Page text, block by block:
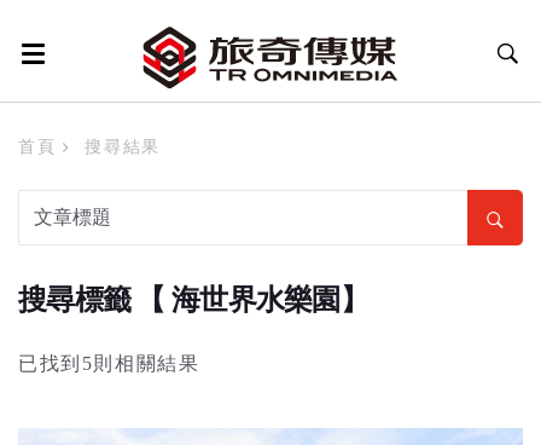
首頁 搜尋結果
搜尋標籤 【 海世界水樂園】
已找到5則相關結果